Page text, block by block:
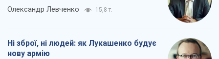
Олександр Левченко 15,8 т.
Ні зброї, ні людей: як Лукашенко будує
нову армію